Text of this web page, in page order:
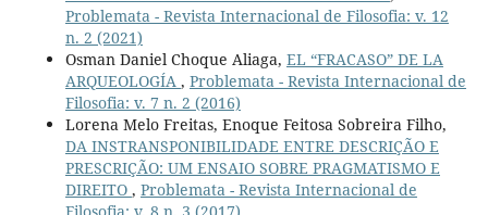
Problemata - Revista Internacional de Filosofia: v. 12
n. 2 (2021)
Osman Daniel Choque Aliaga, EL “FRACASO” DE LA
ARQUEOLOGÍA , Problemata - Revista Internacional de
Filosofia: v. 7 n. 2 (2016)
Lorena Melo Freitas, Enoque Feitosa Sobreira Filho,
DA INSTRANSPONIBILIDADE ENTRE DESCRIÇÃO E
PRESCRIÇÃO: UM ENSAIO SOBRE PRAGMATISMO E
DIREITO , Problemata - Revista Internacional de